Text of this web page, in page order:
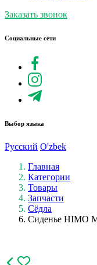
Заказать звонок
Социальные сети
Выбор языка
Русский O'zbek
Главная
Категории
Товары
Запчасти
Сёдла
Сиденье HIMO